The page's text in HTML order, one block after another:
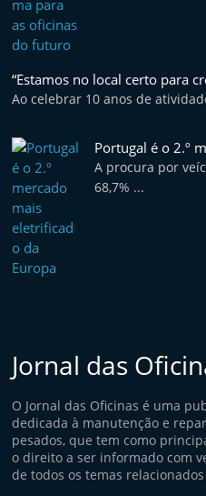
“Estamos no local certo para
Ao celebrar 10 anos de
Portugal é o 2.º
A procura por
68,7% ...
Jornal das
O Jornal das Oficinas é uma
dedicada à manutenção e
pesados, que tem como
o direito a ser informado com
de todos os temas